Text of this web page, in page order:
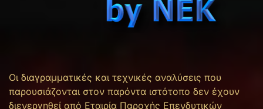
Οι διαγραμματικές και τεχνικές αναλύσεις που
παρουσιάζονται στον παρόντα ιστότοπο δεν έχουν
διενεργηθεί από Εταιρία Παροχής Επενδυτικών